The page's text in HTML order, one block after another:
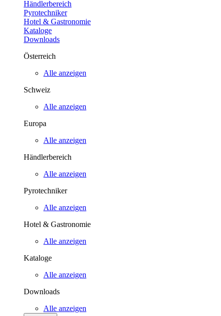
Händlerbereich
Pyrotechniker
Hotel & Gastronomie
Kataloge
Downloads
Österreich
Alle anzeigen
Schweiz
Alle anzeigen
Europa
Alle anzeigen
Händlerbereich
Alle anzeigen
Pyrotechniker
Alle anzeigen
Hotel & Gastronomie
Alle anzeigen
Kataloge
Alle anzeigen
Downloads
Alle anzeigen